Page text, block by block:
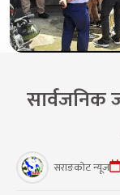
सार्वजनिक
सराङकोट न्यूज